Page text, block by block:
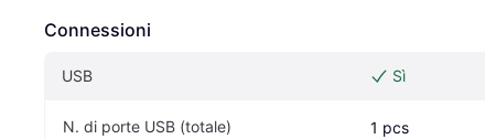
Connessioni
USB Sì
N. di porte USB (totale) 1 pcs